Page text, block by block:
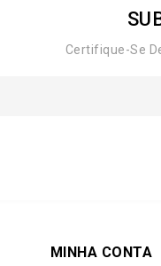
Certifique-Se
MINHA CONTA